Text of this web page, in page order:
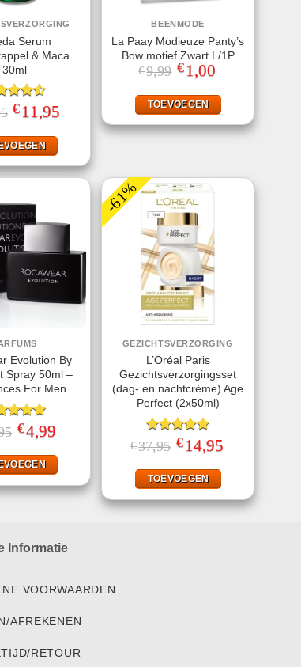
Serum
& Maca
30ml
uit 5
Oorspronkelijke
prijs
€26,95.
€ 11,95
BEENMODE
La Paay Modieuze Panty’s
Bow motief Zwart L/1P
€9,99 Oorspronkelijke
prijs
€9,99.
€ 1,00Huidige
€1,00.
TOEVOEGEN
Evolution By
Spray 50ml –
For Men
uit 5
Oorspronkelijke
prijs
€24,95.
€4,99Huidige
€4,99.
-61%
GEZICHTSVERZORGING
L’Oréal Paris
Gezichtsverzorgingsset
(dag- en nachtcrème) Age
Perfect (2x50ml)
Gewaardeerd
5.00uit 5
€37,95 Oorspronkelijke
prijs
€37,95.
€ 14,95prijs
TOEVOEGEN
Informatie
VOORWAARDEN
AFREKENEN
RETOUR